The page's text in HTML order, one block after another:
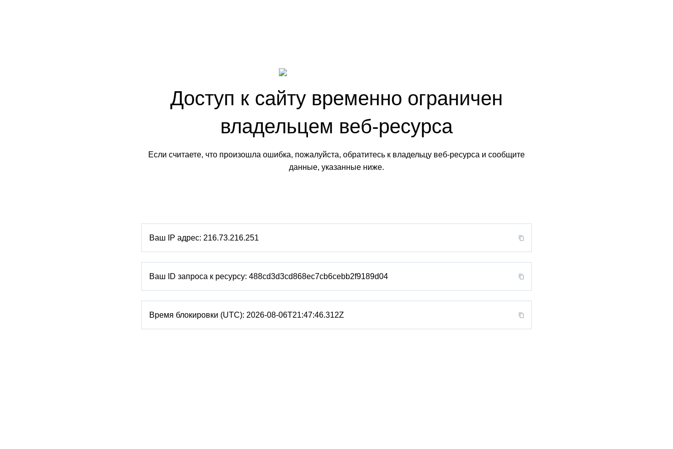
Доступ к сайту временно ограничен
владельцем веб-ресурса
Если считаете, что произошла ошибка, пожалуйста, обратитесь к владельцу веб-ресурса и сообщите
данные, указанные ниже.
Ваш IP адрес: 216.73.216.251
Ваш ID запроса к ресурсу: 488cd3d3cd868ec7cb6cebb2f9189d04
Время блокировки (UTC): 2026-08-06T21:47:46.312Z